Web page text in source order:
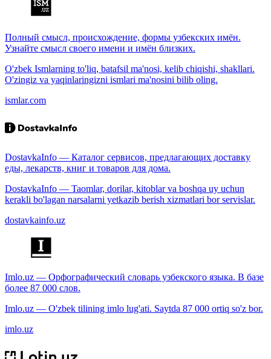
Полный смысл, происхождение, формы узбекских имён.
Узнайте смысл своего имени и имён близких.
O'zbek Ismlarning to'liq, batafsil ma'nosi, kelib chiqishi, shakllari.
O'zingiz va yaqinlaringizni ismlari ma'nosini bilib oling.
ismlar.com
DostavkaInfo — Каталог сервисов, предлагающих доставку
еды, лекарств, книг и товаров для дома.
DostavkaInfo — Taomlar, dorilar, kitoblar va boshqa uy uchun
kerakli bo'lagan narsalarni yetkazib berish xizmatlari bor servislar.
dostavkainfo.uz
Imlo.uz — Орфографический словарь узбекского языка. В базе
более 87 000 слов.
Imlo.uz — O'zbek tilining imlo lug'ati. Saytda 87 000 ortiq so'z bor.
imlo.uz